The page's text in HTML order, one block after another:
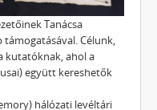
Tanácsa
Célunk,
kutatóknak, ahol a
együtt kereshetők
hálózati levéltári